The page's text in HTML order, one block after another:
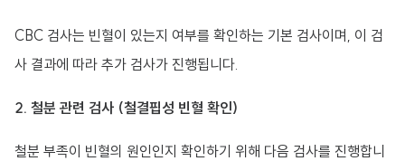
CBC 검사는 빈혈이 있는지 여부를 확인하는 기본 검사이며, 이 검
사 결과에 따라 추가 검사가 진행됩니다.
2. 철분 관련 검사 (철결핍성 빈혈 확인)
철분 부족이 빈혈의 원인인지 확인하기 위해 다음 검사를 진행합니